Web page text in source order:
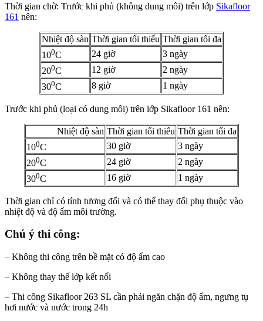
Thời gian chờ: Trước khi phủ (không dung môi) trên lớp Sikafloor
161 nên:
Nhiệt độ sàn Thời gian tối thiểu Thời gian tối đa
100C 24 giờ
3 ngày
200C 12 giờ
2 ngày
300C 8 giờ 1 ngày
Trước khi phủ (loại có dung môi) trên lớp Sikafloor 161 nên:
Nhiệt độ sàn Thời gian tối thiểu Thời gian tối đa
100C 30 giờ
3 ngày
200C 24 giờ
2 ngày
300C 16 giờ 1 ngày
Thời gian chỉ có tính tương đối và có thể thay đổi phụ thuộc vào
nhiệt độ và độ ẩm môi trường.
Chú ý thi công:
– Không thi công trên bề mặt có độ ẩm cao
– Không thay thế lớp kết nối
– Thi công Sikafloor 263 SL cần phải ngăn chặn độ ẩm, ngưng tụ
hơi nước và nước trong 24h